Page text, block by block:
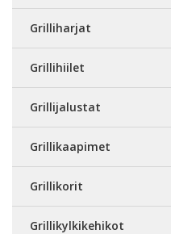
Grilliharjat
Grillihiilet
Grillijalustat
Grillikaapimet
Grillikorit
Grillikylkikehikot